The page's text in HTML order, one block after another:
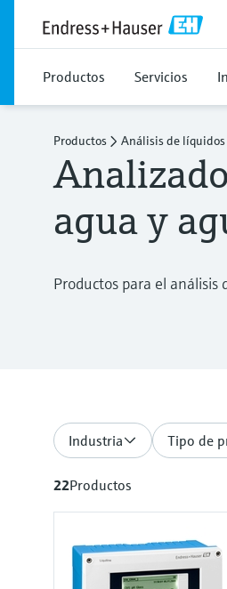
Productos Servicios
Productos Análisis de líquidos
agua y
Productos para el
Industria Tipo de
22Productos